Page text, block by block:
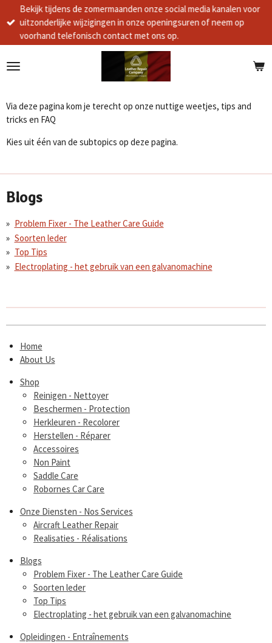
direct
naar
hoofdinhoud
Bekijk tijdens de zomermaanden onze social media kanalen voor
uitzonderlijke wijzigingen in onze openingsuren of neem op
voorhand telefonisch contact met ons op.
Via deze pagina kom je terecht op onze nuttige weetjes, tips and
tricks en FAQ
Kies uit één van de subtopics op deze pagina.
Blogs
Problem Fixer - The Leather Care Guide
Soorten leder
Top Tips
Electroplating - het gebruik van een galvanomachine
Home
About Us
Shop
Reinigen - Nettoyer
Beschermen - Protection
Herkleuren - Recolorer
Herstellen - Réparer
Accessoires
Non Paint
Saddle Care
Robornes Car Care
Onze Diensten - Nos Services
Aircraft Leather Repair
Realisaties - Réalisations
Blogs
Problem Fixer - The Leather Care Guide
Soorten leder
Top Tips
Electroplating - het gebruik van een galvanomachine
Opleidingen - Entraînements